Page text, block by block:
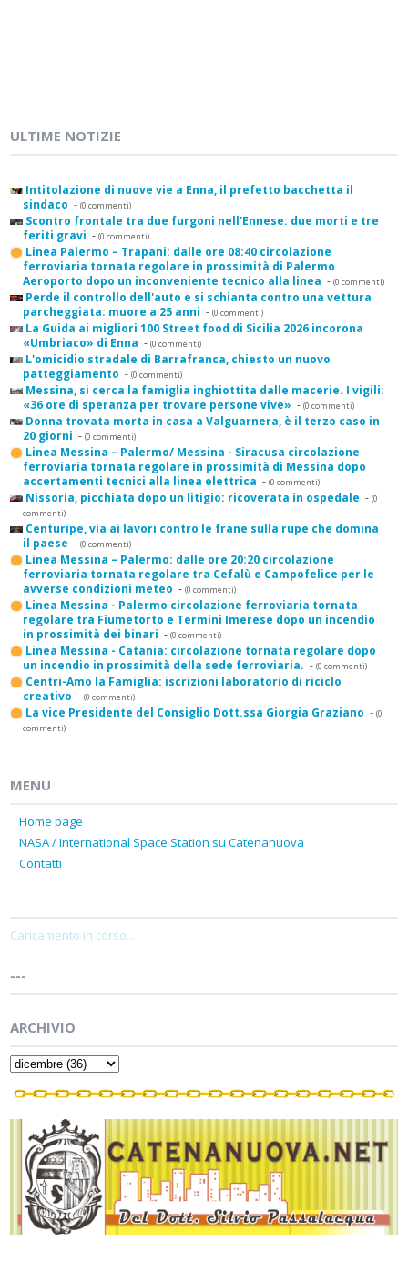
ULTIME NOTIZIE
Intitolazione di nuove vie a Enna, il prefetto bacchetta il
sindaco - (0 commenti)
Scontro frontale tra due furgoni nell'Ennese: due morti e tre
feriti gravi - (0 commenti)
Linea Palermo – Trapani: dalle ore 08:40 circolazione
ferroviaria tornata regolare in prossimità di Palermo
Aeroporto dopo un inconveniente tecnico alla linea - (0 commenti)
Perde il controllo dell'auto e si schianta contro una vettura
parcheggiata: muore a 25 anni - (0 commenti)
La Guida ai migliori 100 Street food di Sicilia 2026 incorona
«Umbriaco» di Enna - (0 commenti)
L'omicidio stradale di Barrafranca, chiesto un nuovo
patteggiamento - (0 commenti)
Messina, si cerca la famiglia inghiottita dalle macerie. I vigili:
«36 ore di speranza per trovare persone vive» - (0 commenti)
Donna trovata morta in casa a Valguarnera, è il terzo caso in
20 giorni - (0 commenti)
Linea Messina – Palermo/ Messina - Siracusa circolazione
ferroviaria tornata regolare in prossimità di Messina dopo
accertamenti tecnici alla linea elettrica - (0 commenti)
Nissoria, picchiata dopo un litigio: ricoverata in ospedale - (0
commenti)
Centuripe, via ai lavori contro le frane sulla rupe che domina
il paese - (0 commenti)
Linea Messina – Palermo: dalle ore 20:20 circolazione
ferroviaria tornata regolare tra Cefalù e Campofelice per le
avverse condizioni meteo - (0 commenti)
Linea Messina - Palermo circolazione ferroviaria tornata
regolare tra Fiumetorto e Termini Imerese dopo un incendio
in prossimità dei binari - (0 commenti)
Linea Messina - Catania: circolazione tornata regolare dopo
un incendio in prossimità della sede ferroviaria. - (0 commenti)
Centri-Amo la Famiglia: iscrizioni laboratorio di riciclo
creativo - (0 commenti)
La vice Presidente del Consiglio Dott.ssa Giorgia Graziano - (0
commenti)
MENU
Home page
NASA / International Space Station su Catenanuova
Contatti
Caricamento in corso...
---
ARCHIVIO